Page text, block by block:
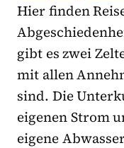
Hier finden
gibt es zwei
mit allen
sind. Die
eigenen Strom
eigene